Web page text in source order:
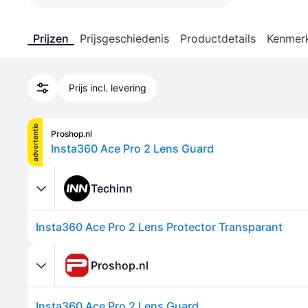
Prijzen Prijsgeschiedenis Productdetails
Prijs incl. levering
advertentie Proshop.nl
Insta360 Ace Pro 2 Lens Guard
Techinn
Insta360 Ace Pro 2 Lens Protector Transparant
Proshop.nl